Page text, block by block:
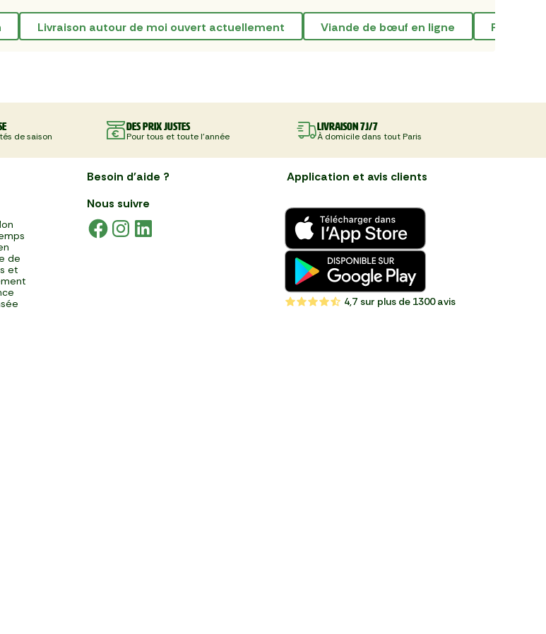
livraison autour de moi ouvert actuellement viande de bœuf en ligne
de saison
Des prix justes
Pour tous et toute l'année
Livraison 7J/7
À domicile dans tout Paris
de
et
Besoin d'aide ?
Nous suivre
Application et avis clients
4,7 sur plus de 1300 avis